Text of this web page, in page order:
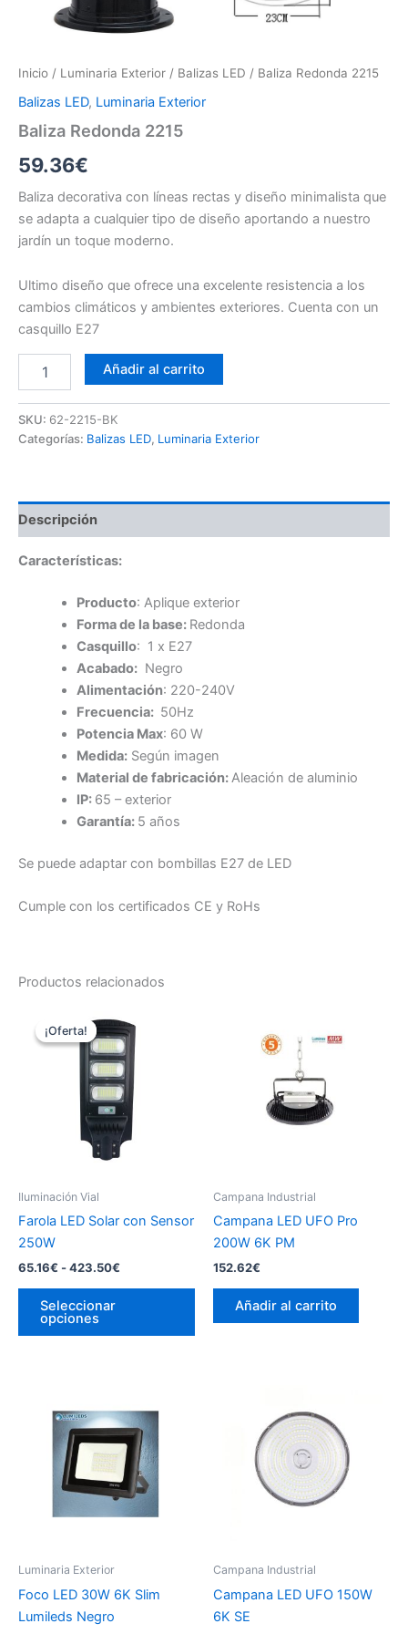
Inicio / Luminaria Exterior / Balizas LED / Baliza Redonda 2215
Balizas LED, Luminaria Exterior
Baliza Redonda 2215
59.36€
Baliza decorativa con líneas rectas y diseño minimalista que
se adapta a cualquier tipo de diseño aportando a nuestro
jardín un toque moderno.
Ultimo diseño que ofrece una excelente resistencia a los
cambios climáticos y ambientes exteriores. Cuenta con un
casquillo E27
Redonda
cantidad
Añadir al carrito
SKU: 62-2215-BK
Categorías: Balizas LED, Luminaria Exterior
Descripción
Características:
Producto: Aplique exterior
Forma de la base: Redonda
Casquillo: 1 x E27
Acabado:Negro
Alimentación: 220-240V
Frecuencia: 50Hz
Potencia Max: 60 W
Medida:Según imagen
Material de fabricación:Aleación de aluminio
IP: 65 – exterior
Garantía: 5 años
Se puede adaptar con bombillas E27 de LED
Cumple con los certificados CE y RoHs
Productos relacionados
¡Oferta!
¡Oferta!
Iluminación Vial
Farola LED Solar con Sensor
250W
65.16€ -423.50€
Seleccionar
opciones
Este
producto
tiene
producto
Campana Industrial
Campana LED UFO Pro
200W 6K PM
152.62€
Añadir al carrito
Luminaria Exterior
Foco LED 30W 6K Slim
Lumileds Negro
Campana Industrial
Campana LED UFO 150W
6K SE